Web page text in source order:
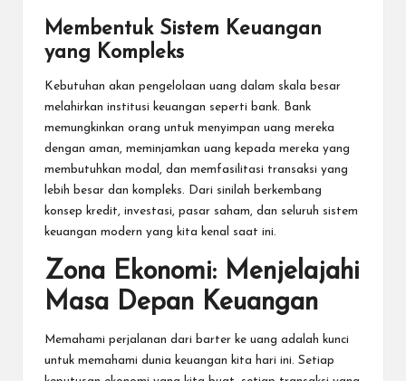
Membentuk Sistem Keuangan
yang Kompleks
Kebutuhan akan pengelolaan uang dalam skala besar
melahirkan institusi keuangan seperti bank. Bank
memungkinkan orang untuk menyimpan uang mereka
dengan aman, meminjamkan uang kepada mereka yang
membutuhkan modal, dan memfasilitasi transaksi yang
lebih besar dan kompleks. Dari sinilah berkembang
konsep kredit, investasi, pasar saham, dan seluruh sistem
keuangan modern yang kita kenal saat ini.
Zona Ekonomi: Menjelajahi
Masa Depan Keuangan
Memahami perjalanan dari barter ke uang adalah kunci
untuk memahami dunia keuangan kita hari ini. Setiap